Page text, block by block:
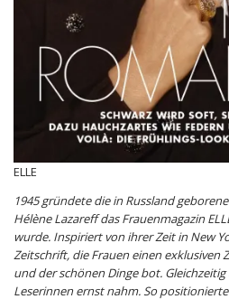
ELLE
1945 gründete die in Russland
Hélène Lazareff das Frauenmagazin
wurde. Inspiriert von ihrer Zeit in New
Zeitschrift, die Frauen einen exklusiven
und der schönen Dinge bot.
Leserinnen ernst nahm. So positionierte